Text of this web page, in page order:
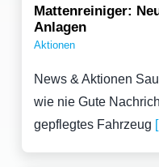
Mattenreiniger:
Anlagen
Aktionen
News & Aktionen
wie nie Gute
gepflegtes Fahrzeug